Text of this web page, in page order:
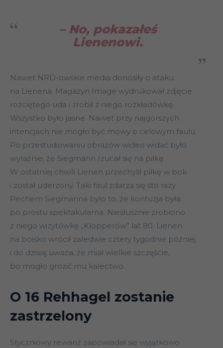
– No, pokazałeś
Lienenowi.
Nawet NRD-owskie media donosiły o ataku
na Lienena. Magazyn Image wydrukował zdjęcie
rozciętego uda i zrobił z niego rozkładówkę.
Wszystko było jasne. Nawet przy najgorszych
intencjach nie mogło być mowy o celowym faulu.
Po przestudiowaniu obrazów wideo widać było
wyraźnie, że Siegmann rzucał się na piłkę.
W ostatniej chwili Lienen przechylił piłkę w bok
i został uderzony. Taki faul zdarza się sto razy.
Pechem Siegmanna było to, że kontuzja była
po prostu spektakularna. Niesłusznie zrobiono
z niego wizytówkę „Klopperów” lat 80. Lienen
na boisko wrócił zaledwie cztery tygodnie później
i do dzisiaj uważa, że miał wielkie szczęście,
bo mogło grozić mu kalectwo.
O 16 Rehhagel zostanie
zastrzelony
Styczniowy rewanż zapowiadał się wyjątkowo